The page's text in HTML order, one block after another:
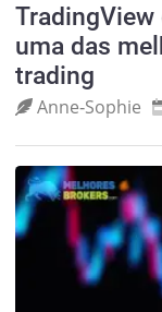
TradingView
uma das
trading
Anne‑Sophie